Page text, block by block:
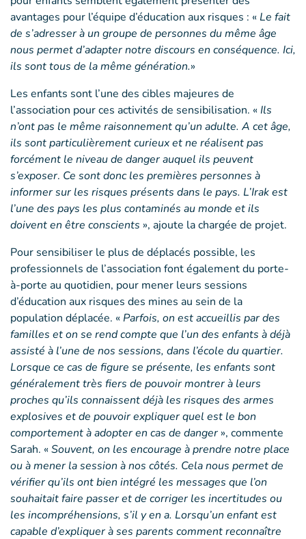
avantages pour l’équipe d’éducation aux risques : « Le fait
de s’adresser à un groupe de personnes du même âge
nous permet d’adapter notre discours en conséquence. Ici,
ils sont tous de la même génération.»
Les enfants sont l’une des cibles majeures de
l’association pour ces activités de sensibilisation. « Ils
n’ont pas le même raisonnement qu’un adulte. A cet âge,
ils sont particulièrement curieux et ne réalisent pas
forcément le niveau de danger auquel ils peuvent
s’exposer. Ce sont donc les premières personnes à
informer sur les risques présents dans le pays. L’Irak est
l’une des pays les plus contaminés au monde et ils
doivent en être conscients », ajoute la chargée de projet.
Pour sensibiliser le plus de déplacés possible, les
professionnels de l’association font également du porte-
à-porte au quotidien, pour mener leurs sessions
d’éducation aux risques des mines au sein de la
population déplacée. « Parfois, on est accueillis par des
familles et on se rend compte que l’un des enfants à déjà
assisté à l’une de nos sessions, dans l’école du quartier.
Lorsque ce cas de figure se présente, les enfants sont
généralement très fiers de pouvoir montrer à leurs
proches qu’ils connaissent déjà les risques des armes
explosives et de pouvoir expliquer quel est le bon
comportement à adopter en cas de danger », commente
Sarah. « Souvent, on les encourage à prendre notre place
ou à mener la session à nos côtés. Cela nous permet de
vérifier qu’ils ont bien intégré les messages que l’on
souhaitait faire passer et de corriger les incertitudes ou
les incompréhensions, s’il y en a. Lorsqu’un enfant est
capable d’expliquer à ses parents comment reconnaître